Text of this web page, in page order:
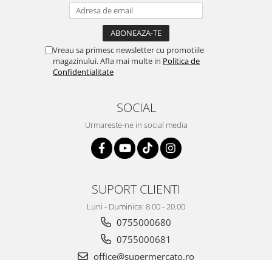
Vreau sa primesc newsletter cu promotiile
magazinului. Afla mai multe in Politica de
Confidentialitate
SOCIAL
Urmareste-ne in social media
SUPORT CLIENTI
Luni - Duminica: 8.00 - 20.00
0755000680
0755000681
office@supermercato.ro